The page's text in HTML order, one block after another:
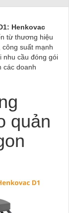
Henkovac
từ thương hiệu
suất mạnh
nhu cầu đóng gói
các doanh
quản